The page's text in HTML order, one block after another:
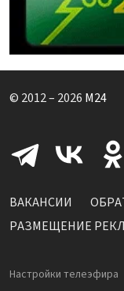
© 2012 – 2026 M24
ВАКАНСИИ
РАЗМЕЩЕНИЕ
Настройки телеэфира